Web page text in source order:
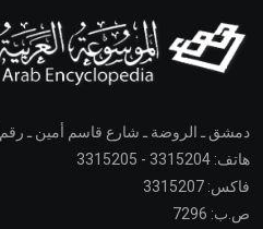
دمشق ـ الروضة ـ شارع قاسم أمين ـ رقم 39
هاتف: 3315204 - 3315205
فاكس: 3315207
ص.ب: 7296